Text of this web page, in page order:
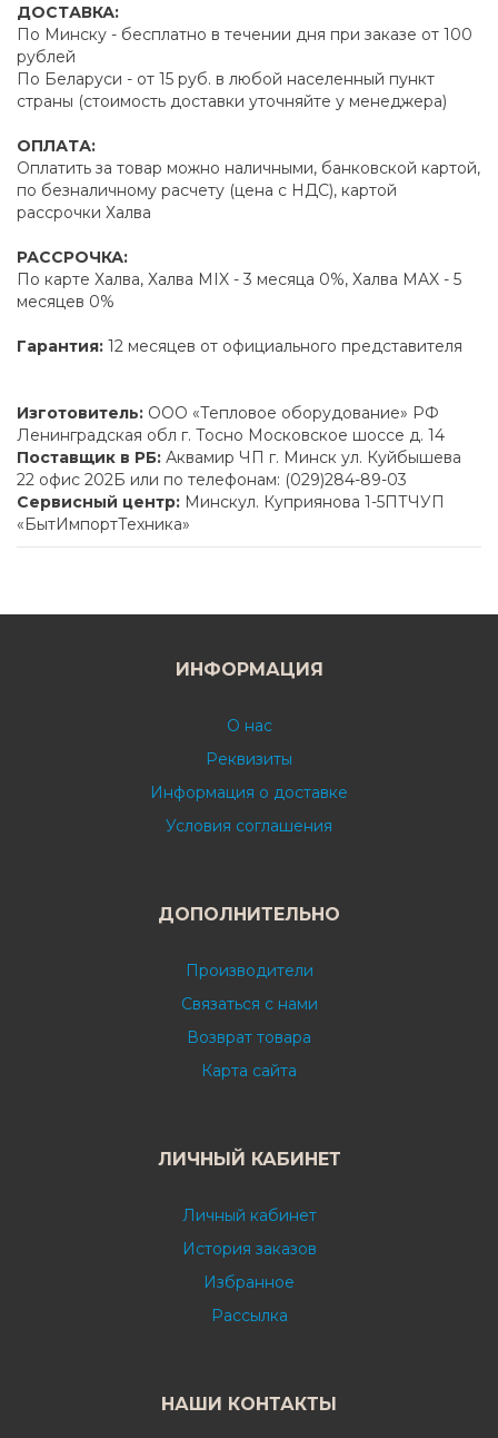
ДОСТАВКА:
По Минску - бесплатно в течении дня при заказе от 100
рублей
По Беларуси - от 15 руб. в любой населенный пункт
страны (стоимость доставки уточняйте у менеджера)
ОПЛАТА:
Оплатить за товар можно наличными, банковской картой,
по безналичному расчету (цена с НДС), картой
рассрочки Халва
РАССРОЧКА:
По карте Халва, Халва MIX - 3 месяца 0%, Халва MAX - 5
месяцев 0%
Гарантия: 12 месяцев от официального представителя
Изготовитель: ООО «Тепловое оборудование» РФ
Ленинградская обл г. Тосно Московское шоссе д. 14
Поставщик в РБ: Аквамир ЧП г. Минск ул. Куйбышева
22 офис 202Б или по телефонам: (029)284-89-03
Сервисный центр: Минскул. Куприянова 1-5ПТЧУП
«БытИмпортТехника»
ИНФОРМАЦИЯ
О нас
Реквизиты
Информация о доставке
Условия соглашения
ДОПОЛНИТЕЛЬНО
Производители
Связаться с нами
Возврат товара
Карта сайта
ЛИЧНЫЙ КАБИНЕТ
Личный кабинет
История заказов
Избранное
Рассылка
НАШИ КОНТАКТЫ